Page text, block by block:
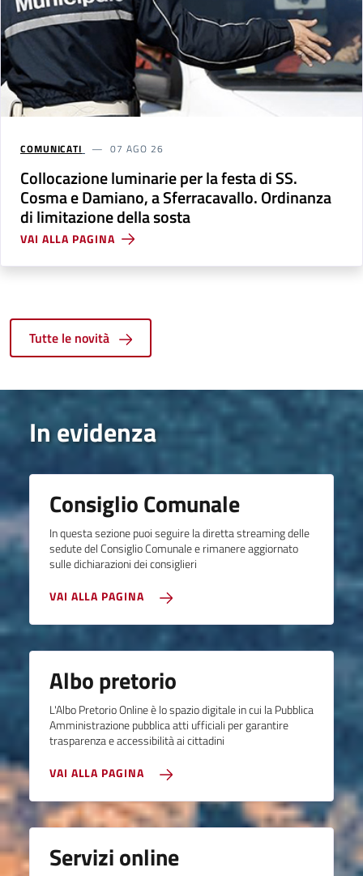
COMUNICATI 07 AGO 26
Collocazione luminarie per la festa di SS.
Cosma e Damiano, a Sferracavallo. Ordinanza
di limitazione della sosta
VAI ALLA PAGINA
Tutte le novità
In evidenza
Consiglio Comunale
In questa sezione puoi seguire la diretta streaming delle
sedute del Consiglio Comunale e rimanere aggiornato
sulle dichiarazioni dei consiglieri
VAI ALLA PAGINA
Albo pretorio
L'Albo Pretorio Online è lo spazio digitale in cui la Pubblica
Amministrazione pubblica atti ufficiali per garantire
trasparenza e accessibilità ai cittadini
VAI ALLA PAGINA
Servizi online